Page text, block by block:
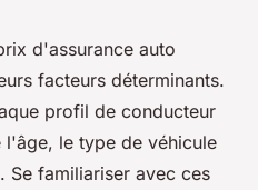
calcul prix
facteurs clés à
de lecture
d'assurance auto
facteurs déterminants.
profil de conducteur
l'âge, le type de véhicule
Se familiariser avec ces